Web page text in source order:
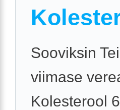
Sooviksin
viimase
Kolesterool